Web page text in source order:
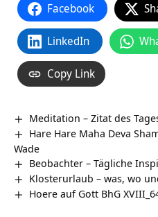
Facebook
LinkedIn
Copy Link
Meditation – Zitat des
Hare Hare Maha Deva
Wade
Beobachter – Tägliche
Klosterurlaub – was, wo
Hoere auf Gott BhG